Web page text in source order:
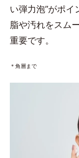
い弾力泡”がポ
脂や汚れをスム
重要です。
＊角層まで